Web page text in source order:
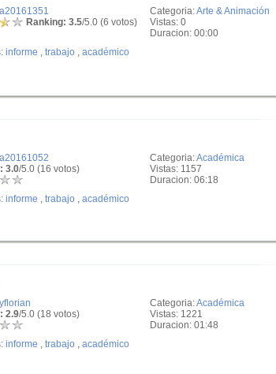
Categoria:Arte & Animación
Vistas: 0
Duracion: 00:00
a20161351
Ranking: 3.5/5.0 (6 votos)
informe , trabajo , académico
Categoria:Académica
Vistas: 1157
Duracion: 06:18
a20161052
3.0/5.0 (16 votos)
informe , trabajo , académico
Categoria:Académica
Vistas: 1221
Duracion: 01:48
yflorian
2.9/5.0 (18 votos)
informe , trabajo , académico